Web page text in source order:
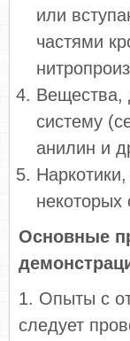
или
частями
Вещества,
систему
анилин и
некоторых
Основные
1. Опыты с
следует